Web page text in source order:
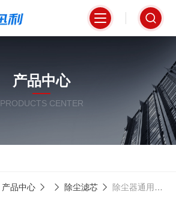
产品中心
PRODUCTS CENTER
产品中心 除尘滤芯 除尘器通用型高精度覆膜除尘滤筒350*660mm